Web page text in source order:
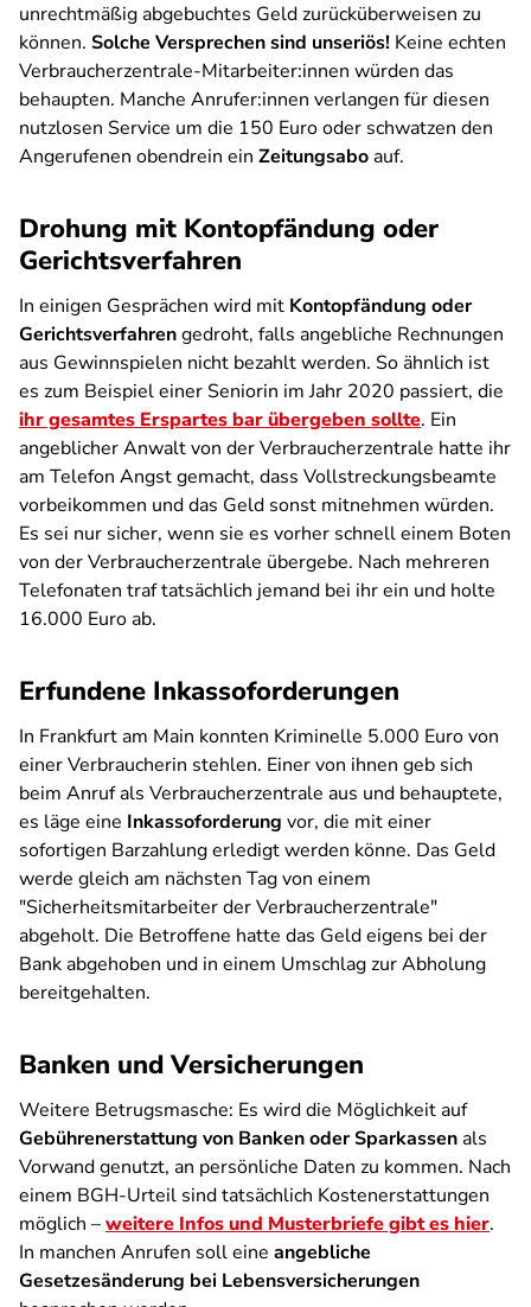
unrechtmäßig abgebuchtes Geld zurücküberweisen zu
können. Solche Versprechen sind unseriös! Keine echten
Verbraucherzentrale-Mitarbeiter:innen würden das
behaupten. Manche Anrufer:innen verlangen für diesen
nutzlosen Service um die 150 Euro oder schwatzen den
Angerufenen obendrein ein Zeitungsaboauf.
Drohung mit Kontopfändung oder
Gerichtsverfahren
In einigen Gesprächen wird mit Kontopfändung oder
Gerichtsverfahrengedroht, falls angebliche Rechnungen
aus Gewinnspielen nicht bezahlt werden. So ähnlich ist
es zum Beispiel einer Seniorin im Jahr 2020 passiert, die
ihr gesamtes Erspartes bar übergeben sollte. Ein
angeblicher Anwalt von der Verbraucherzentrale hatte ihr
am Telefon Angst gemacht, dass Vollstreckungsbeamte
vorbeikommen und das Geld sonst mitnehmen würden.
Es sei nur sicher, wenn sie es vorher schnell einem Boten
von der Verbraucherzentrale übergebe. Nach mehreren
Telefonaten traf tatsächlich jemand bei ihr ein und holte
16.000 Euro ab.
Erfundene Inkassoforderungen
In Frankfurt am Main konnten Kriminelle 5.000 Euro von
einer Verbraucherin stehlen. Einer von ihnen geb sich
beim Anruf als Verbraucherzentrale aus und behauptete,
es läge eine Inkassoforderung vor, die mit einer
sofortigen Barzahlung erledigt werden könne. Das Geld
werde gleich am nächsten Tag von einem
"Sicherheitsmitarbeiter der Verbraucherzentrale"
abgeholt. Die Betroffene hatte das Geld eigens bei der
Bank abgehoben und in einem Umschlag zur Abholung
bereitgehalten.
Banken und Versicherungen
Weitere Betrugsmasche: Es wird die Möglichkeit auf
Gebührenerstattung von Banken oder Sparkassenals
Vorwand genutzt, an persönliche Daten zu kommen. Nach
einem BGH-Urteil sind tatsächlich Kostenerstattungen
möglich –weitere Infos und Musterbriefe gibt es hier.
In manchen Anrufen soll eine angebliche
Gesetzesänderung bei Lebensversicherungen